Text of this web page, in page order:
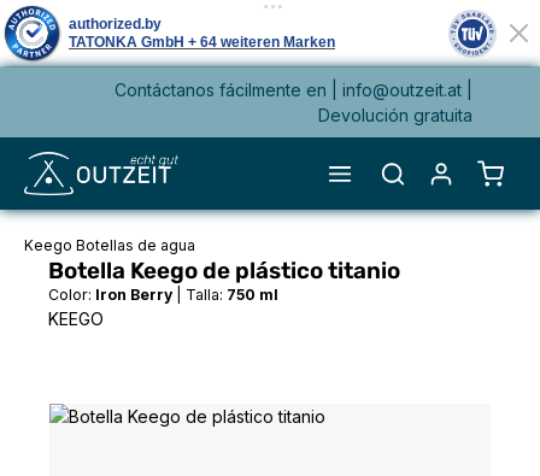
principalContáctanos fácilmente en | info@outzeit.at
Devolución gratuita
El
Keego Botellas de agua
Botella Keego de plástico titanio
Color: Iron Berry Talla: 750 ml
KEEGO
Omitir galería de imágenes